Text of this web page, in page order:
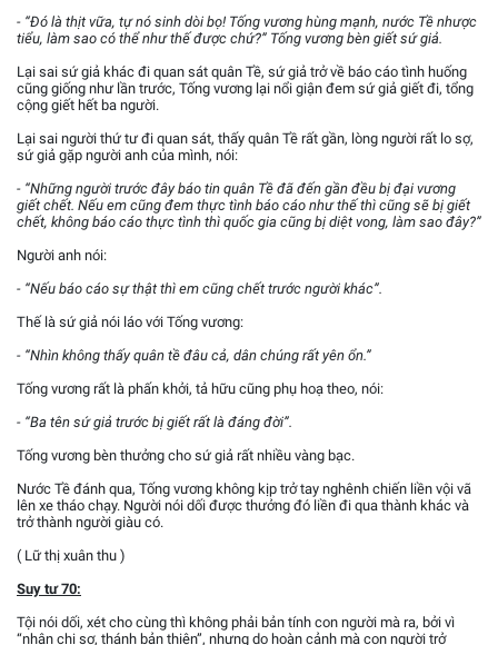
- “Đó là thịt vữa, tự nó sinh dòi bọ! Tống vương hùng mạnh, nước Tề nhược
tiểu, làm sao có thể như thế được chứ?” Tống vương bèn giết sứ giả.
Lại sai sứ giả khác đi quan sát quân Tề, sứ giả trở về báo cáo tình huống
cũng giống như lần trước, Tống vương lại nổi giận đem sứ giả giết đi, tổng
cộng giết hết ba người.
Lại sai người thứ tư đi quan sát, thấy quân Tề rất gần, lòng người rất lo sợ,
sứ giả gặp người anh của mình, nói:
- “Những người trước đây báo tin quân Tề đã đến gần đều bị đại vương
giết chết. Nếu em cũng đem thực tình báo cáo như thế thì cũng sẽ bị giết
chết, không báo cáo thực tình thì quốc gia cũng bị diệt vong, làm sao đây?”
Người anh nói:
- “Nếu báo cáo sự thật thì em cũng chết trước người khác”.
Thế là sứ giả nói láo với Tống vương:
- “Nhìn không thấy quân tề đâu cả, dân chúng rất yên ổn.”
Tống vương rất là phấn khởi, tả hữu cũng phụ hoạ theo, nói:
- “Ba tên sứ giả trước bị giết rất là đáng đời”.
Tống vương bèn thưởng cho sứ giả rất nhiều vàng bạc.
Nước Tề đánh qua, Tống vương không kịp trở tay nghênh chiến liền vội vã
lên xe tháo chạy. Người nói dối được thưởng đó liền đi qua thành khác và
trở thành người giàu có.
( Lữ thị xuân thu )
Suy tư 70:
Tội nói dối, xét cho cùng thì không phải bản tính con người mà ra, bởi vì
“nhân chi sơ, thánh bản thiện”, nhưng do hoàn cảnh mà con người trở